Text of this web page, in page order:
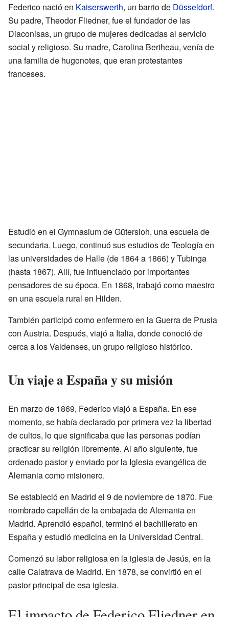
Federico nació en Kaiserswerth, un barrio de Düsseldorf.
Su padre, Theodor Fliedner, fue el fundador de las
Diaconisas, un grupo de mujeres dedicadas al servicio
social y religioso. Su madre, Carolina Bertheau, venía de
una familia de hugonotes, que eran protestantes
franceses.
Estudió en el Gymnasium de Gütersloh, una escuela de
secundaria. Luego, continuó sus estudios de Teología en
las universidades de Halle (de 1864 a 1866) y Tubinga
(hasta 1867). Allí, fue influenciado por importantes
pensadores de su época. En 1868, trabajó como maestro
en una escuela rural en Hilden.
También participó como enfermero en la Guerra de Prusia
con Austria. Después, viajó a Italia, donde conoció de
cerca a los Valdenses, un grupo religioso histórico.
Un viaje a España y su misión
En marzo de 1869, Federico viajó a España. En ese
momento, se había declarado por primera vez la libertad
de cultos, lo que significaba que las personas podían
practicar su religión libremente. Al año siguiente, fue
ordenado pastor y enviado por la Iglesia evangélica de
Alemania como misionero.
Se estableció en Madrid el 9 de noviembre de 1870. Fue
nombrado capellán de la embajada de Alemania en
Madrid. Aprendió español, terminó el bachillerato en
España y estudió medicina en la Universidad Central.
Comenzó su labor religiosa en la iglesia de Jesús, en la
calle Calatrava de Madrid. En 1878, se convirtió en el
pastor principal de esa iglesia.